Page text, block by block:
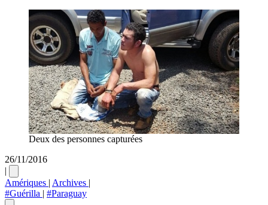
Deux des personnes capturées
26/11/2016
|
Amériques | Archives |
#Guérilla | #Paraguay